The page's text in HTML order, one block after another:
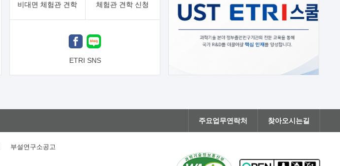
비대면 체험관 견학 체험관 견학 신청
ETRI SNS
주요업무연락처 찾아오시는길
부설연구소공고